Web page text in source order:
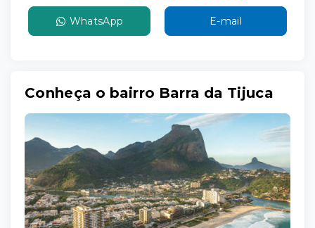
WhatsApp E-mail
Conheça o bairro Barra da Tijuca